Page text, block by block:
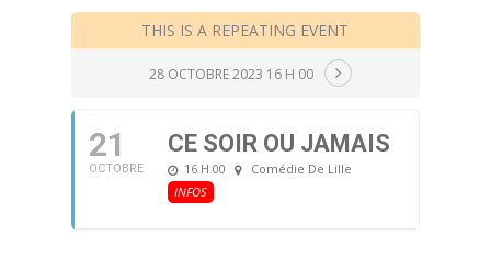
THIS IS A REPEATING EVENT
28 OCTOBRE 2023 16 H 00
21
OCTOBRE
CE SOIR OU JAMAIS
16 H 00
Comédie De Lille
INFOS